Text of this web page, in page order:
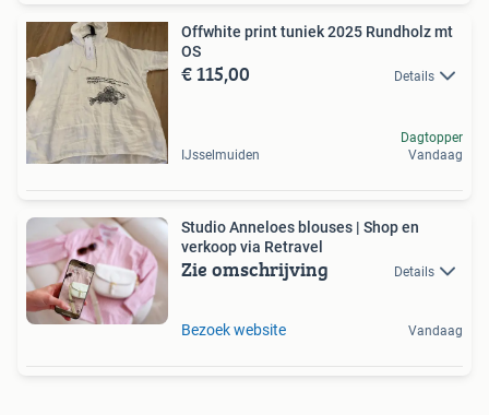
Offwhite print tuniek 2025 Rundholz mt
OS
€ 115,00 Details
IJsselmuiden
Dagtopper
Vandaag
Studio Anneloes blouses | Shop en
verkoop via Retravel
Zie omschrijving Details
Bezoek website Vandaag